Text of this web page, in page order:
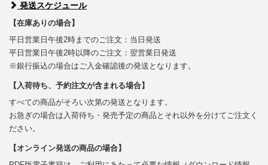
発送スケジュール
【在庫ありの場合】
平日営業日午後2時までのご注文：当日発送
平日営業日午後2時以降のご注文：翌営業日発送
※銀行振込の場合はご入金確認後の発送となります。
【入荷待ち、予約注文が含まれる場合】
すべての商品がそろい次第の発送となります。
お急ぎの場合は入荷待ち・発売予定の商品とそれ以外を分けてご注文く
ださい。
【オンライン発送の商品の場合】